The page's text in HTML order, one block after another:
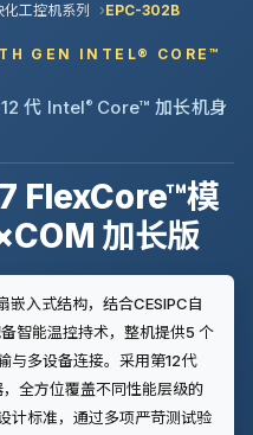
化工控机系列 EPC-302B
GEN INTEL® CORE™
代 Intel®Core™ 加长机身
FlexCore™模
加长版
入式结构，结合CESIPC自
智能温控持术，整机提供5 个
与多设备连接。采用第12代
全方位覆盖不同性能层级的
计标准，通过多项严苛测试验